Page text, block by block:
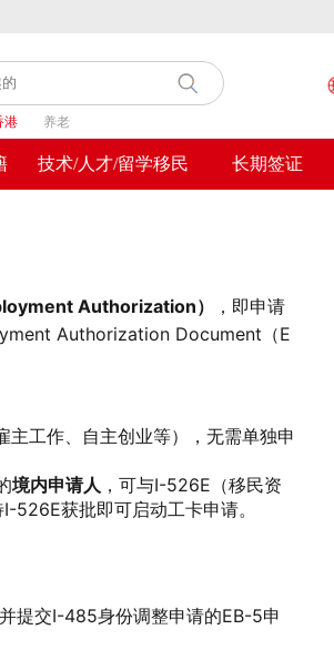
港 养老
技术/人才/留学移民 长期签证
Authorization）
，即申请
Authorization Document（E
主工作、自主创业等），无需单独申
境内申请人 ，可与I-526E（移民资
526E获批即可启动工卡申请。
提交I-485身份调整申请的EB-5申